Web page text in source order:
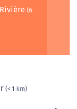
(6
(< 1 km)